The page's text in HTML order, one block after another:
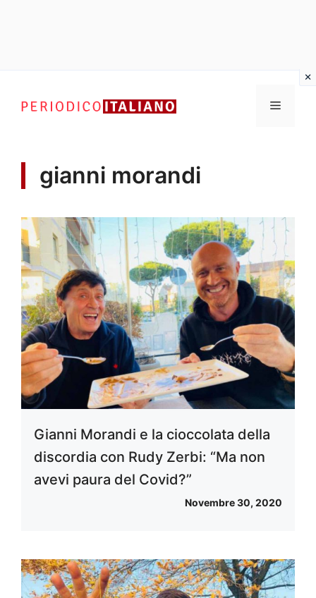
contenuto
Menu
gianni morandi
Gianni Morandi e la cioccolata della
discordia con Rudy Zerbi: “Ma non
avevi paura del Covid?”
Novembre 30, 2020